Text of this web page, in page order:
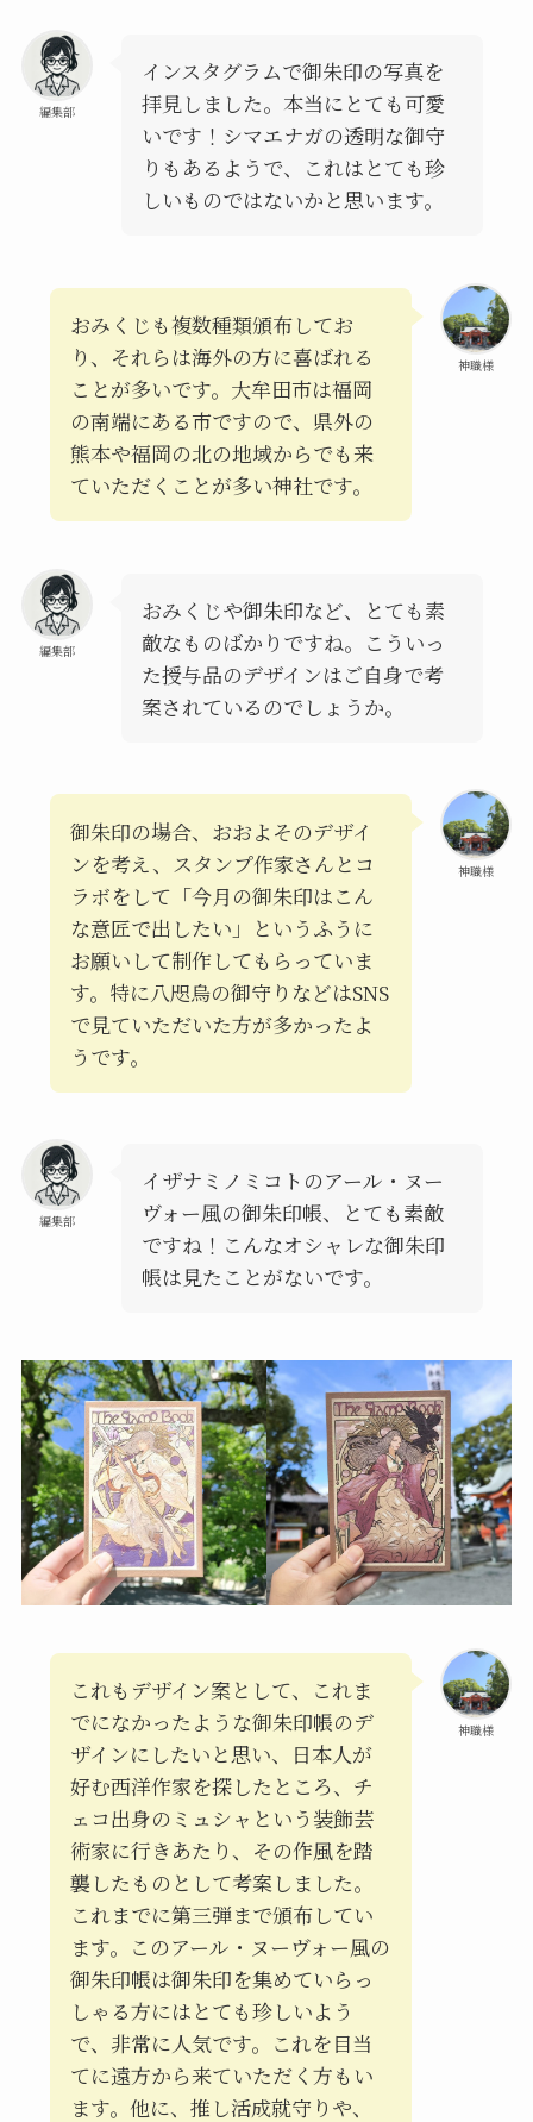
編集部
インスタグラムで御朱印の写真を
拝見しました。本当にとても可愛
いです！シマエナガの透明な御守
りもあるようで、これはとても珍
しいものではないかと思います。
神職様
おみくじも複数種類頒布してお
り、それらは海外の方に喜ばれる
ことが多いです。大牟田市は福岡
の南端にある市ですので、県外の
熊本や福岡の北の地域からでも来
ていただくことが多い神社です。
編集部
おみくじや御朱印など、とても素
敵なものばかりですね。こういっ
た授与品のデザインはご自身で考
案されているのでしょうか。
神職様
御朱印の場合、おおよそのデザイ
ンを考え、スタンプ作家さんとコ
ラボをして「今月の御朱印はこん
な意匠で出したい」というふうに
お願いして制作してもらっていま
す。特に八咫烏の御守りなどはSNS
で見ていただいた方が多かったよ
うです。
編集部
イザナミノミコトのアール・ヌー
ヴォー風の御朱印帳、とても素敵
ですね！こんなオシャレな御朱印
帳は見たことがないです。
神職様
これもデザイン案として、これま
でになかったような御朱印帳のデ
ザインにしたいと思い、日本人が
好む西洋作家を探したところ、チ
ェコ出身のミュシャという装飾芸
術家に行きあたり、その作風を踏
襲したものとして考案しました。
これまでに第三弾まで頒布してい
ます。このアール・ヌーヴォー風の
御朱印帳は御朱印を集めていらっ
しゃる方にはとても珍しいよう
で、非常に人気です。これを目当
てに遠方から来ていただく方もい
ます。他に、推し活成就守りや、